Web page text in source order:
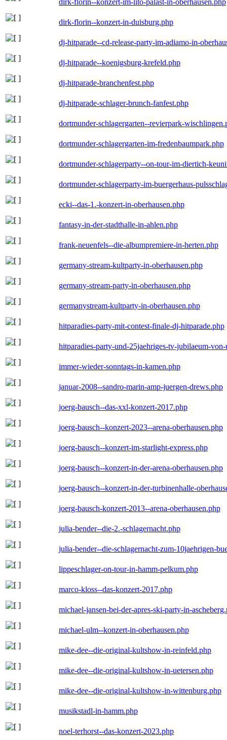
dirk-florin--konzert-in-duisburg.php
dj-hitparade--cd-release-party-im-adiamo-in-
dj-hitparade--koenigsburg-krefeld.php
dj-hitparade-branchenfest.php
dj-hitparade-schlager-brunch-fanfest.php
dortmunder-schlagergarten--revierpark-
dortmunder-schlagergarten-im-fredenbaumpark.php
dortmunder-schlagerparty--on-tour-im-diertich-
dortmunder-schlagerparty-im-buergerhaus-
ecki--das-1.-konzert-in-oberhausen.php
fantasy-in-der-stadthalle-in-ahlen.php
frank-neuenfels--die-albumpremiere-in-herten.php
germany-stream-kultparty-in-oberhausen.php
germany-stream-party-in-oberhausen.php
germanystream-kultparty-in-oberhausen.php
hitparadies-party-mit-contest-finale-dj-hitparade.php
hitparadies-party-und-25jaehriges-tv-jubilaeum-
immer-wieder-sonntags-in-kamen.php
januar-2008--sandro-marin-amp-juergen-drews.php
joerg-bausch--das-xxl-konzert-2017.php
joerg-bausch--konzert-2023--arena-oberhausen.php
joerg-bausch--konzert-im-starlight-express.php
joerg-bausch--konzert-in-der-arena-oberhausen.php
joerg-bausch--konzert-in-der-turbinenhalle-
joerg-bausch-konzert-2013--arena-oberhausen.php
julia-bender--die-2.-schlagernacht.php
julia-bender--die-schlagernacht-zum-10jaehrigen-
lippeschlager-on-tour-in-hamm-pelkum.php
marco-kloss--das-konzert-2017.php
michael-jansen-bei-der-apres-ski-party-in-
michael-ulm--konzert-in-oberhausen.php
mike-dee--die-original-kultshow-in-reinfeld.php
mike-dee--die-original-kultshow-in-uetersen.php
mike-dee--die-original-kultshow-in-wittenburg.php
musikstadl-in-hamm.php
noel-terhorst--das-konzert-2023.php